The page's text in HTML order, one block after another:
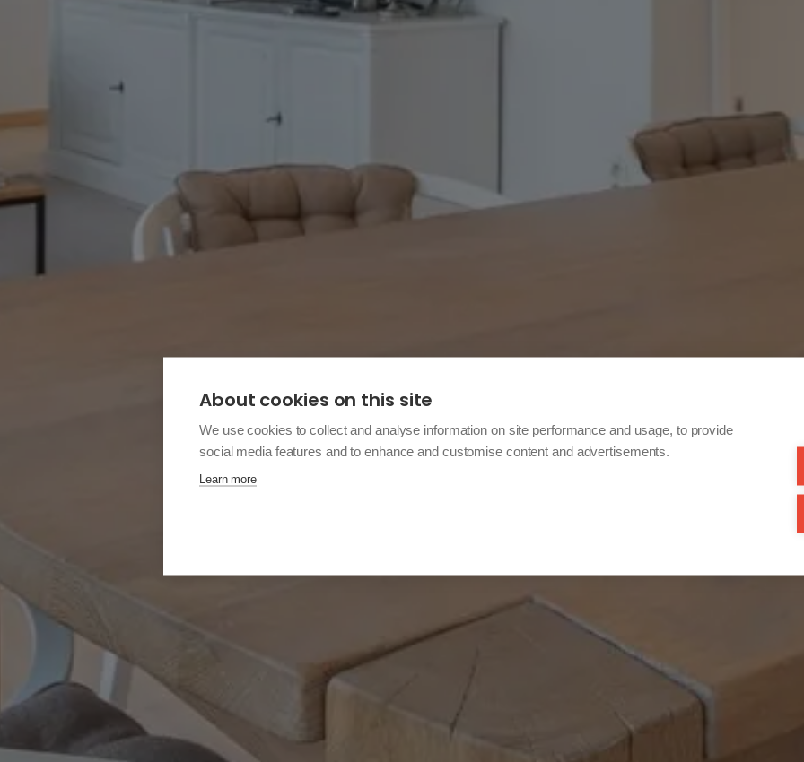
About cookies on this site
We use cookies to collect and analyse information on site performance and usage, to provide
social media features and to enhance and customise content and advertisements.
Learn more